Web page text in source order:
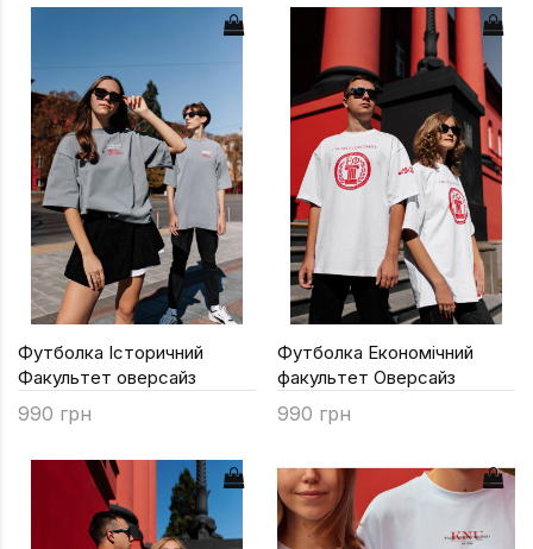
Філологія
Філософія
Хімія
Художня
Музично-
Техніка та
Дизайн
Сільське
Інші книги
Футболка Історичний
Факультет оверсайз
990 грн
Футболка Економічний
факультет Оверсайз
990 грн